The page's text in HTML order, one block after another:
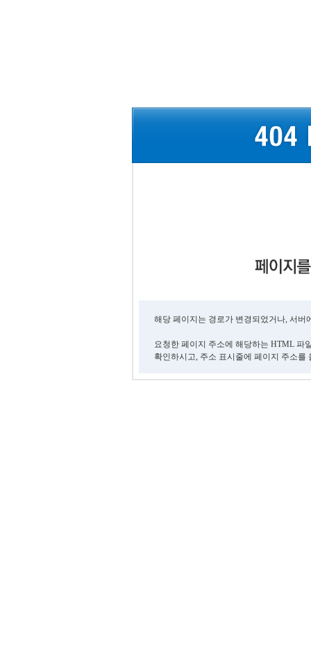
해당 페이지는 경로가 변경되었거나, 서
요청한 페이지 주소에 해당하는 HTML 파
확인하시고, 주소 표시줄에 페이지 주소